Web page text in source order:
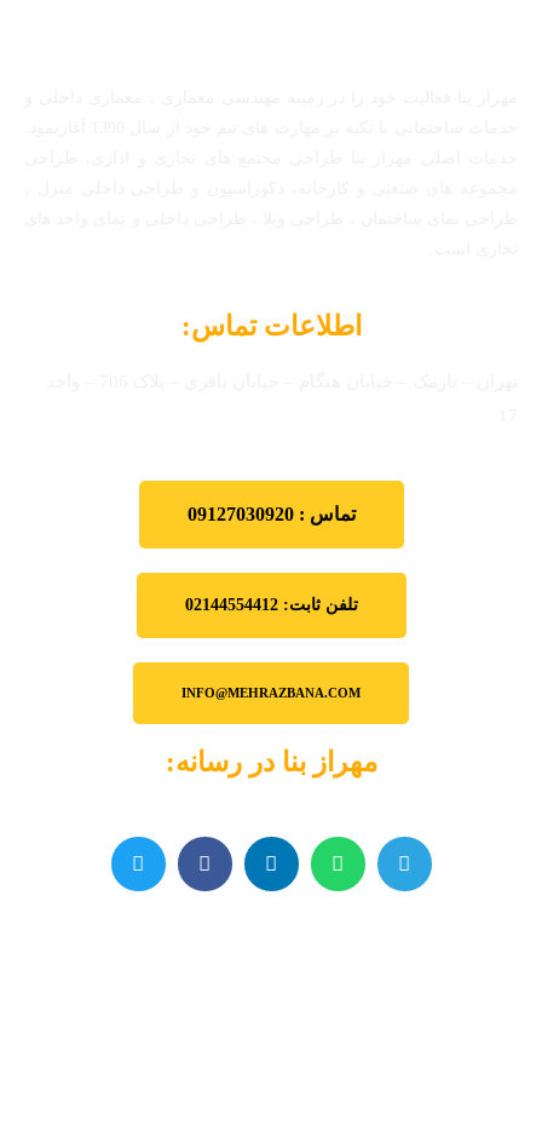
اطلاعات تماس:
تماس : 09127030920
تلفن ثابت: 02144554412
INFO@MEHRAZBANA.COM
مهراز بنا در رسانه: